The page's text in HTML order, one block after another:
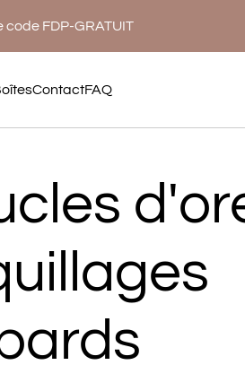
FDP-GRATUIT
ContactFAQ